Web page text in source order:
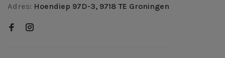
Adres: Hoendiep 97D-3, 9718 TE Groningen